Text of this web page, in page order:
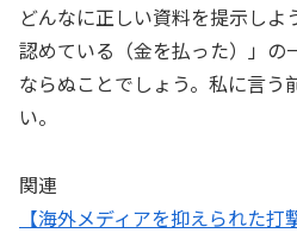
どんなに正しい資料を提示し
認めている（金を払った）」の
ならぬことでしょう。私に言う
い。
関連
【海外メディアを抑えられた